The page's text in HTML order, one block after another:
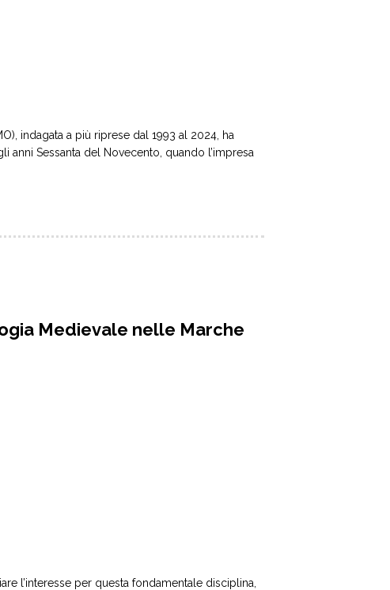
indagata a più riprese dal 1993 al 2024, ha
Sessanta del Novecento, quando l’impresa
Medievale nelle Marche
l’interesse per questa fondamentale disciplina,